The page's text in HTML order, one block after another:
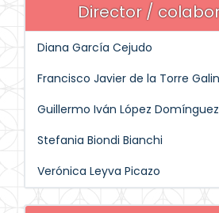
Director /
Diana García Cejudo
Francisco Javier de la Torre
Guillermo Iván López Domínguez
Stefania Biondi Bianchi
Verónica Leyva Picazo